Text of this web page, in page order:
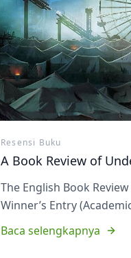
Pelindung sekolah
Theresia
Theresia dari kanak-
adalah Santa pelindung
Kampus Ursulin Santa
Ekstrakurikuler
Pengumuman Kelulusan
Resensi Buku
A Book Review of
The English Book
Winner’s Entry
Baca selengkapnya